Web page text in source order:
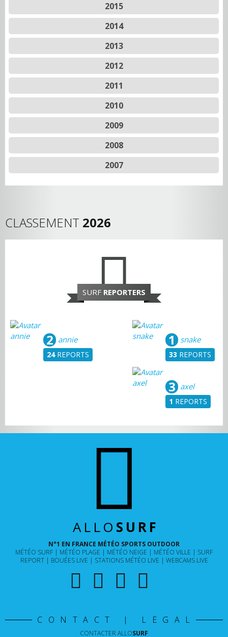
2015
2014
2013
2012
2011
2010
2009
2008
2007
CLASSEMENT 2026
SURF REPORTERS
snake
1
33 REPORTS
annie
2
24REPORTS
axel
3
1 REPORTS
ALLO SURF
N°1 EN FRANCE MÉTÉO SPORTS OUTDOOR
MÉTÉO SURF
MÉTÉO PLAGE MÉTÉO NEIGE MÉTÉO VILLE
SURF
REPORT
BOUÉES LIVE STATIONS MÉTÉO LIVE WEBCAMS LIVE
CONTACT | LÉGAL
CONTACTER ALLOSURF